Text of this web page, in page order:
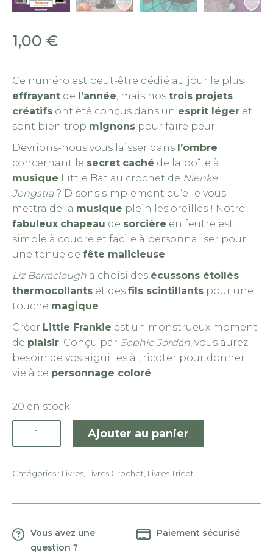
1,00 €
Ce numéro est peut-être dédié au jour le plus
effrayant de l’année , mais nos trois projets
créatifs ont été conçus dans un esprit léger et
sont bien trop mignons pour faire peur.
Devrions-nous vous laisser dans l’ombre
concernant le secret caché de la boîte à
musique Little Bat au crochet de Nienke
Jongstra? Disons simplement qu’elle vous
mettra de la musique plein les oreilles ! Notre
fabuleux chapeau de sorcière en feutre est
simple à coudre et facile à personnaliser pour
une tenue de fête malicieuse
Liz Barraclough a choisi des écussons étoilés
thermocollants et des fils scintillants pour une
touche magique
Créer Little Frankie est un monstrueux moment
de plaisir . Conçu par Sophie Jordan , vous aurez
besoin de vos aiguilles à tricoter pour donner
vie à ce personnage coloré !
20 en stock
-
:
Little
things
Ajouter au panier
Catégories : Livres Livres Crochet Livres Tricot
Vous avez une
question ?
Paiement sécurisé